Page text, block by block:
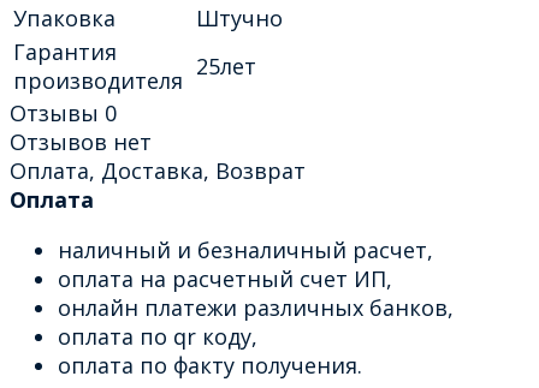
Упаковка
Штучно
Гарантия
производителя 25лет
Отзывы 0
Отзывов нет
Оплата, Доставка, Возврат
Оплата
наличный и безналичный расчет,
оплата на расчетный счет ИП,
онлайн платежи различных банков,
оплата по qr коду,
оплата по факту получения.